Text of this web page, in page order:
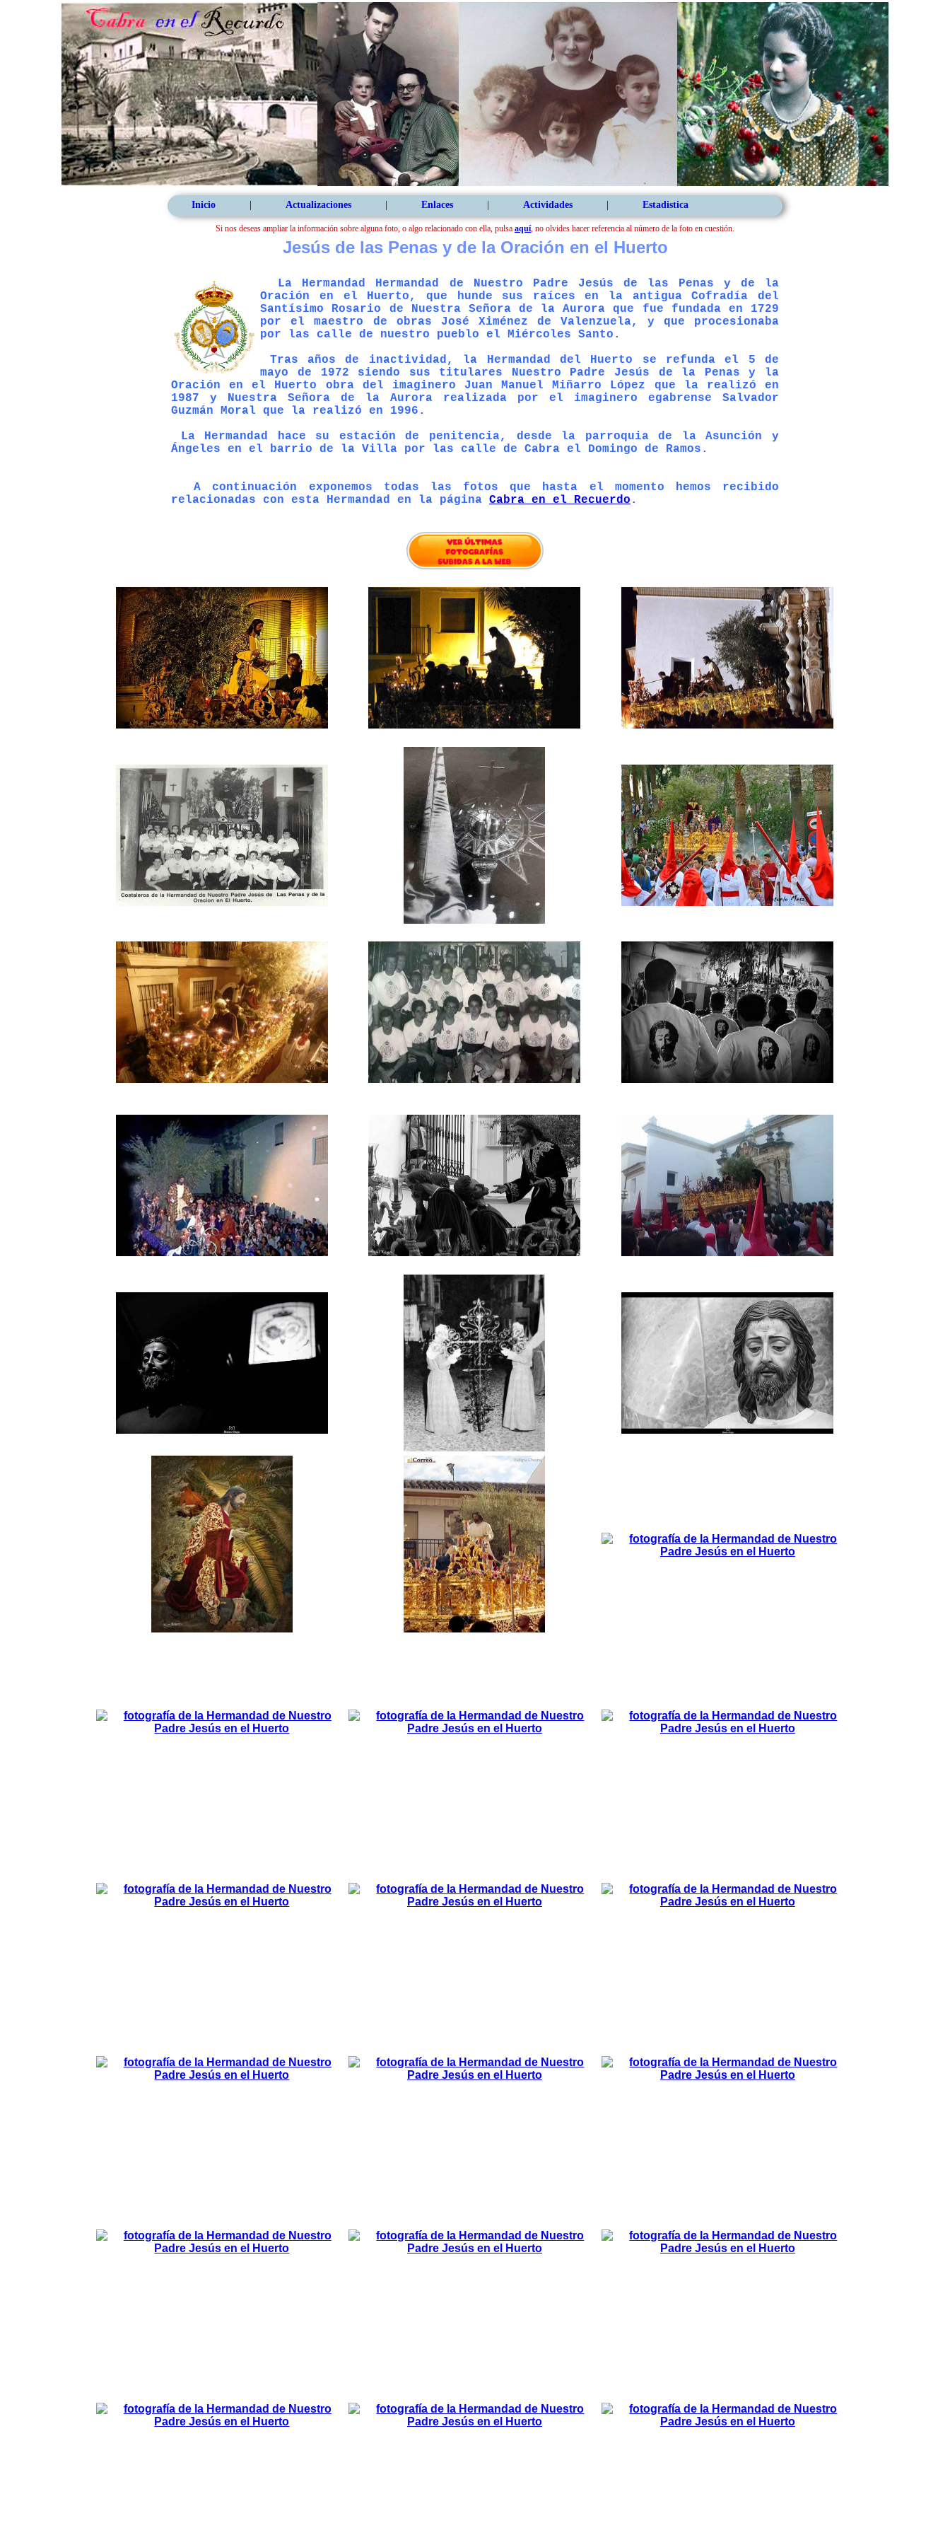
Inicio Actualizaciones Enlaces Actividades Estadistica
Si nos deseas ampliar la información sobre alguna foto, o algo relacionado con ella, pulsa aquí, no olvides hacer referencia al número de la foto en cuestión.
Jesús de las Penas y de la Oración en el Huerto
La Hermandad Hermandad de Nuestro Padre Jesús de las Penas y de la
Oración en el Huerto, que hunde sus raíces en la antigua Cofradía del
Santísimo Rosario de Nuestra Señora de la Aurora que fue fundada en 1729
por el maestro de obras José Ximénez de Valenzuela, y que procesionaba
por las calle de nuestro pueblo el Miércoles Santo.
Tras años de inactividad, la Hermandad del Huerto se refunda el 5 de
mayo de 1972 siendo sus titulares Nuestro Padre Jesús de la Penas y la
Oración en el Huerto obra del imaginero Juan Manuel Miñarro López que la realizó en
1987 y Nuestra Señora de la Aurora realizada por el imaginero egabrense Salvador
Guzmán Moral que la realizó en 1996.
La Hermandad hace su estación de penitencia, desde la parroquia de la Asunción y
Ángeles en el barrio de la Villa por las calle de Cabra el Domingo de Ramos.
A continuación exponemos todas las fotos que hasta el momento hemos recibido
relacionadas con esta Hermandad en la página Cabra en el Recuerdo .